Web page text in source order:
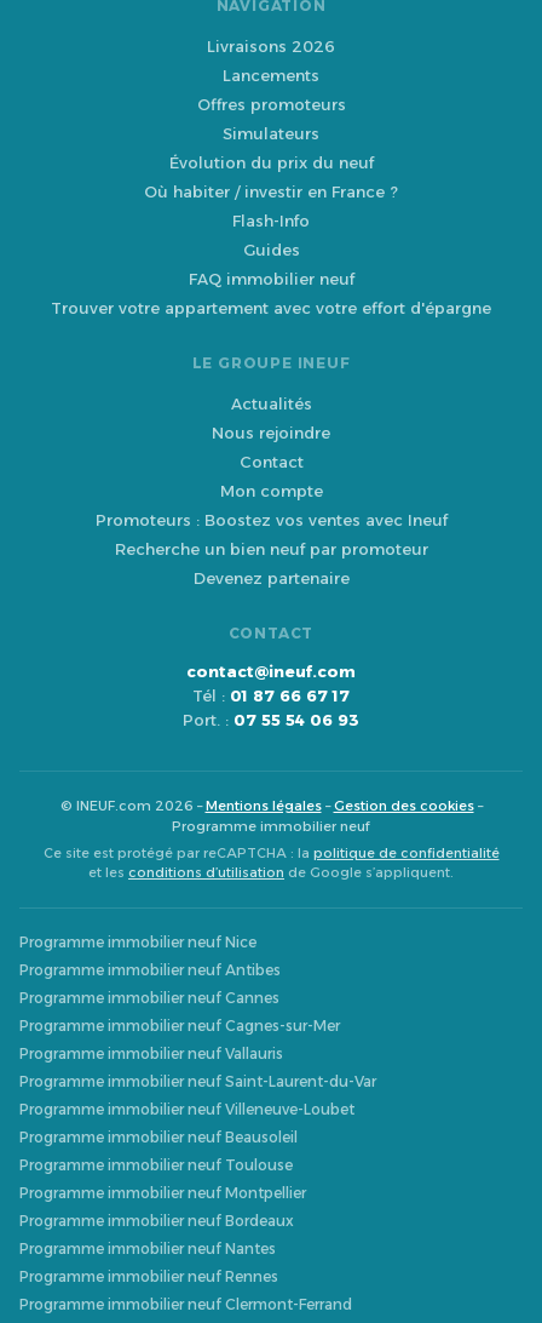
NAVIGATION
Livraisons 2026
Lancements
Offres promoteurs
Simulateurs
Évolution du prix du neuf
Où habiter / investir en France ?
Flash-Info
Guides
FAQ immobilier neuf
Trouver votre appartement avec votre effort d'épargne
LE GROUPE INEUF
Actualités
Nous rejoindre
Contact
Mon compte
Promoteurs : Boostez vos ventes avec Ineuf
Recherche un bien neuf par promoteur
Devenez partenaire
CONTACT
contact@ineuf.com
Tél : 01 87 66 67 17
Port. : 07 55 54 06 93
© INEUF.com 2026 –Mentions légales–Gestion des cookies–
Programme immobilier neuf
Ce site est protégé par reCAPTCHA : la politique de confidentialité
et les conditions d’utilisation de Google s’appliquent.
Programme immobilier neuf Nice
Programme immobilier neuf Antibes
Programme immobilier neuf Cannes
Programme immobilier neuf Cagnes-sur-Mer
Programme immobilier neuf Vallauris
Programme immobilier neuf Saint-Laurent-du-Var
Programme immobilier neuf Villeneuve-Loubet
Programme immobilier neuf Beausoleil
Programme immobilier neuf Toulouse
Programme immobilier neuf Montpellier
Programme immobilier neuf Bordeaux
Programme immobilier neuf Nantes
Programme immobilier neuf Rennes
Programme immobilier neuf Clermont-Ferrand